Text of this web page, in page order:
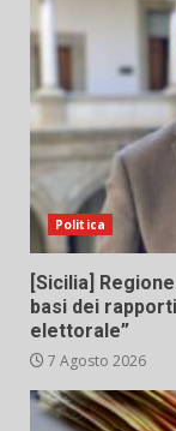
Politica
[Sicilia]
basi dei
elettorale”
7 Agosto 2026